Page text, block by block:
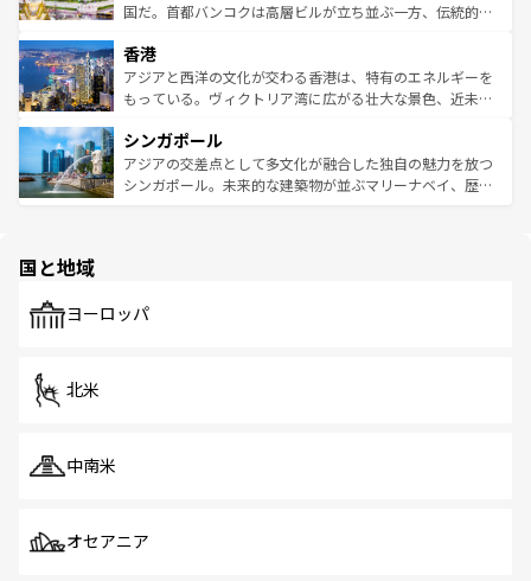
覧を参照してほしい。
醸し出している。また、バラエティの豊かさとおいしさで
とつ。フォーやバインミー、ベトナムコーヒーなどは、ぜ
ひ現地で味わいたい。どの地域を訪れてもあたたかい人々
が旅行者を迎えてくれるので、きっと忘れられない旅にな
参照してほしい。
国だ。首都バンコクは高層ビルが立ち並ぶ一方、伝統的な
の活気が交差している。北部ではチェンマイなどの山岳地
帯で自然と触れ合い、南部ではプーケットやクラビの美し
いビーチでリゾート気分を楽しむことができる。タイ料理
激する。気候は一年中温暖で、どの季節にも異なる楽しみ
が待っている。親しみやすいタイの人々、仏教を中心とし
た文化、そして多様な観光資源が、訪れる旅人を魅了し続
香港
アジアと西洋の文化が交わる香港は、特有のエネルギーを
もっている。ヴィクトリア湾に広がる壮大な景色、近未来
み、どこを訪れても感動するはず。観光スポットが密集し
ており、効率よく見どころを回れるのも魅力。息をのむよ
うな絶景から文化的な体験まで、香港を存分に楽しみ尽く
シンガポール
アジアの交差点として多文化が融合した独自の魅力を放つ
シンガポール。未来的な建築物が並ぶマリーナベイ、歴史
で、ホーカーズは地元の風情を楽しめる外せないスポット
国と地域
ヨーロッパ
北米
中南米
オセアニア